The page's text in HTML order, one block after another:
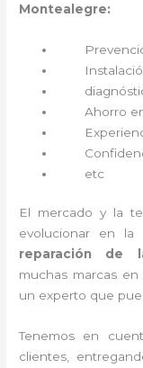
Montealegre:
Ahorro
etc
El mercado y la
evolucionar en la
reparación de
muchas marcas
un experto que
Tenemos en
clientes,